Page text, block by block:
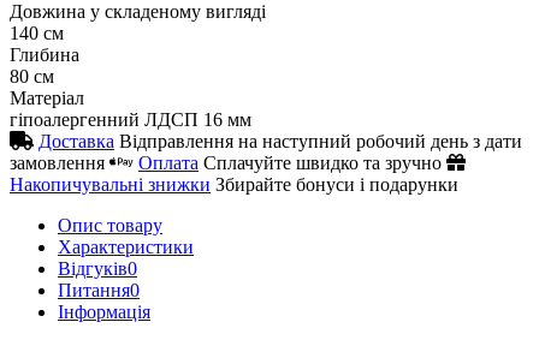
Довжина у складеному вигляді
140 см
Глибина
80 см
Матеріал
гіпоалергенний ЛДСП 16 мм
Доставка Відправлення на наступний робочий день з дати
замовлення
Оплата Сплачуйте швидко та зручно
Накопичувальні знижки Збирайте бонуси і подарунки
Опис товару
Характеристики
Відгуків0
Питання0
Iнформація